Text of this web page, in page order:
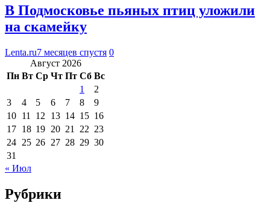
В Подмосковье пьяных птиц уложили
на скамейку
Lenta.ru7 месяцев спустя 0
Август 2026
Пн Вт Ср Чт Пт Сб Вс
1
2
3
4 5 6 7 8
9
10 11 12 13 14 15 16
17 18 19 20 21 22 23
24 25 26 27 28 29 30
31
« Июл
Рубрики